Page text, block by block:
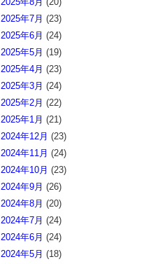
2025年7月 (23)
2025年6月 (24)
2025年5月 (19)
2025年4月 (23)
2025年3月 (24)
2025年2月 (22)
2025年1月 (21)
2024年12月 (23)
2024年11月 (24)
2024年10月 (23)
2024年9月 (26)
2024年8月 (20)
2024年7月 (24)
2024年6月 (24)
2024年5月 (18)